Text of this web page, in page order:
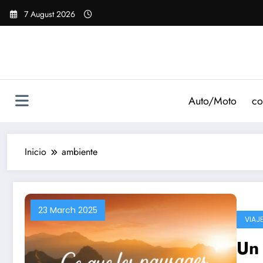
Saltar
7 August 2026
Auto/Moto
Inicio ambiente
23 March 2025
VIAJE